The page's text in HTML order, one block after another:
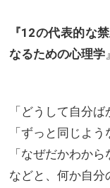
『12の代表的な
なるための心理学』
「どうして自分
「ずっと同じよ
「なぜだかわか
などと、何か自